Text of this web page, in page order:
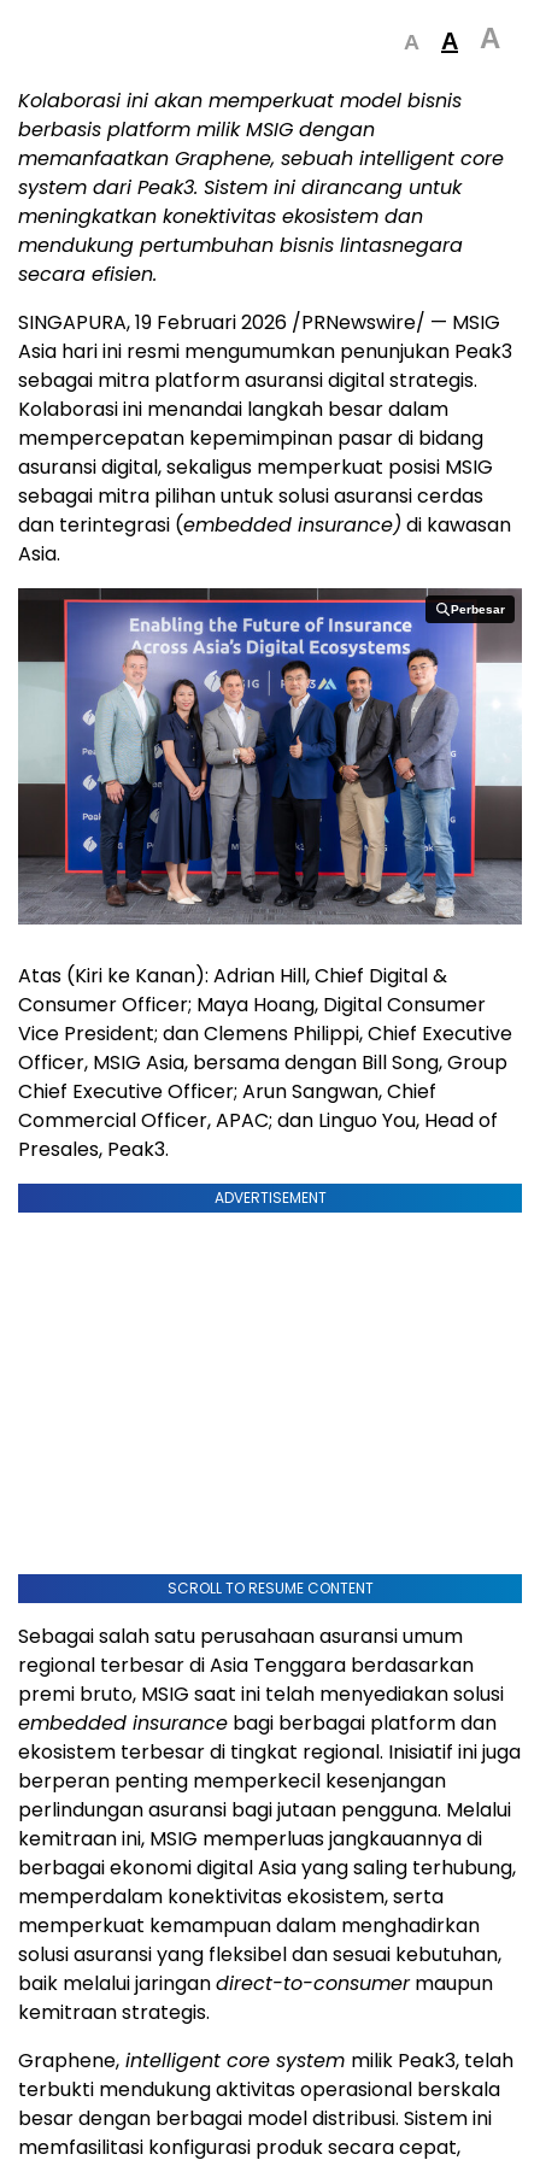
A A A
Kolaborasi ini akan memperkuat model bisnis
berbasis platform milik MSIG dengan
memanfaatkan Graphene, sebuah intelligent core
system dari Peak3. Sistem ini dirancang untuk
meningkatkan konektivitas ekosistem dan
mendukung pertumbuhan bisnis lintasnegara
secara efisien.
SINGAPURA, 19 Februari 2026 /PRNewswire/ — MSIG
Asia hari ini resmi mengumumkan penunjukan Peak3
sebagai mitra platform asuransi digital strategis.
Kolaborasi ini menandai langkah besar dalam
mempercepatan kepemimpinan pasar di bidang
asuransi digital, sekaligus memperkuat posisi MSIG
sebagai mitra pilihan untuk solusi asuransi cerdas
dan terintegrasi (embedded insurance) di kawasan
Asia.
Perbesar
Perbesar
Atas (Kiri ke Kanan): Adrian Hill, Chief Digital &
Consumer Officer; Maya Hoang, Digital Consumer
Vice President; dan Clemens Philippi, Chief Executive
Officer, MSIG Asia, bersama dengan Bill Song, Group
Chief Executive Officer; Arun Sangwan, Chief
Commercial Officer, APAC; dan Linguo You, Head of
Presales, Peak3.
ADVERTISEMENT
SCROLL TO RESUME CONTENT
Sebagai salah satu perusahaan asuransi umum
regional terbesar di Asia Tenggara berdasarkan
premi bruto, MSIG saat ini telah menyediakan solusi
embedded insurance bagi berbagai platform dan
ekosistem terbesar di tingkat regional. Inisiatif ini juga
berperan penting memperkecil kesenjangan
perlindungan asuransi bagi jutaan pengguna. Melalui
kemitraan ini, MSIG memperluas jangkauannya di
berbagai ekonomi digital Asia yang saling terhubung,
memperdalam konektivitas ekosistem, serta
memperkuat kemampuan dalam menghadirkan
solusi asuransi yang fleksibel dan sesuai kebutuhan,
baik melalui jaringandirect-to-consumermaupun
kemitraan strategis.
Graphene, intelligent core system milik Peak3, telah
terbukti mendukung aktivitas operasional berskala
besar dengan berbagai model distribusi. Sistem ini
memfasilitasi konfigurasi produk secara cepat,